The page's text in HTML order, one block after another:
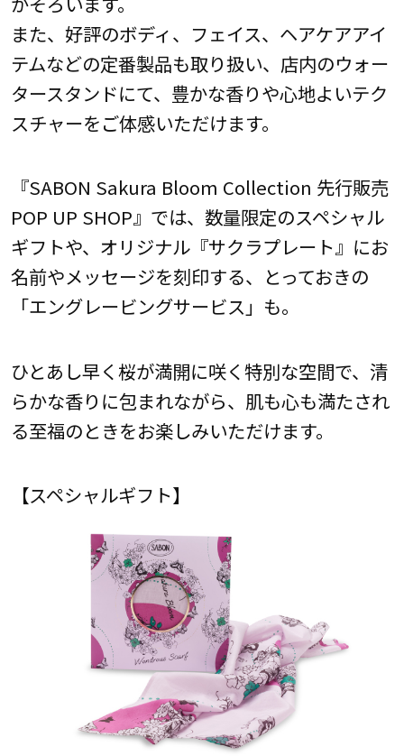
また、好評のボディ、フェイス、ヘアケアアイ
テムなどの定番製品も取り扱い、店内のウォー
タースタンドにて、豊かな香りや心地よいテク
スチャーをご体感いただけます。
『SABON Sakura Bloom Collection 先行販売
POP UP SHOP』では、数量限定のスペシャル
ギフトや、オリジナル『サクラプレート』にお
名前やメッセージを刻印する、とっておきの
「エングレービングサービス」も。
ひとあし早く桜が満開に咲く特別な空間で、清
らかな香りに包まれながら、肌も心も満たされ
る至福のときをお楽しみいただけます。
【スペシャルギフト】